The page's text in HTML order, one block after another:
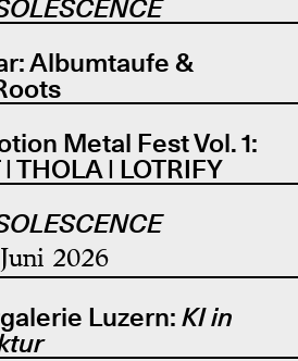
Albumtaufe &
Metal Fest Vol. 1:
THOLA | LOTRIFY
Juni 2026
Luzern: KI in